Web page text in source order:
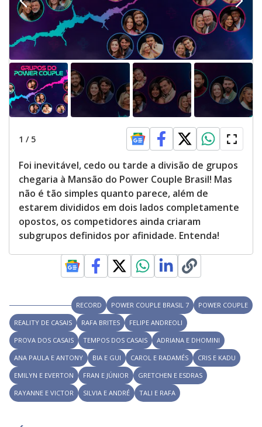
1 / 5
Foi inevitável, cedo ou tarde a divisão de grupos
chegaria à Mansão do Power Couple Brasil! Mas
não é tão simples quanto parece, além de
estarem divididos em dois lados completamente
opostos, os competidores ainda criaram
subgrupos definidos por afinidade. Entenda!
RECORD POWER COUPLE BRASIL 7
POWER COUPLE
REALITY DE CASAIS
RAFA BRITES
FELIPE ANDREOLI
PROVA DOS CASAIS
TEMPOS DOS CASAIS
ADRIANA E DHOMINI
ANA PAULA E ANTONY
BIA E GUI CAROL E RADAMÉS
CRIS E KADU
EMILYN E EVERTON
FRAN E JÚNIOR
GRETCHEN E ESDRAS
RAYANNE E VICTOR
SILVIA E ANDRÉ TALI E RAFA